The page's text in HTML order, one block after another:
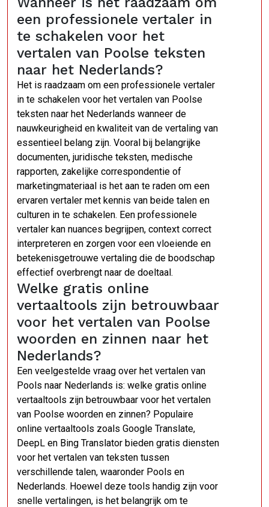
een professionele vertaler in
te schakelen voor het
vertalen van Poolse teksten
naar het Nederlands?
Het is raadzaam om een professionele vertaler
in te schakelen voor het vertalen van Poolse
teksten naar het Nederlands wanneer de
nauwkeurigheid en kwaliteit van de vertaling van
essentieel belang zijn. Vooral bij belangrijke
documenten, juridische teksten, medische
rapporten, zakelijke correspondentie of
marketingmateriaal is het aan te raden om een
ervaren vertaler met kennis van beide talen en
culturen in te schakelen. Een professionele
vertaler kan nuances begrijpen, context correct
interpreteren en zorgen voor een vloeiende en
betekenisgetrouwe vertaling die de boodschap
effectief overbrengt naar de doeltaal.
Welke gratis online
vertaaltools zijn betrouwbaar
voor het vertalen van Poolse
woorden en zinnen naar het
Nederlands?
Een veelgestelde vraag over het vertalen van
Pools naar Nederlands is: welke gratis online
vertaaltools zijn betrouwbaar voor het vertalen
van Poolse woorden en zinnen? Populaire
online vertaaltools zoals Google Translate,
DeepL en Bing Translator bieden gratis diensten
voor het vertalen van teksten tussen
verschillende talen, waaronder Pools en
Nederlands. Hoewel deze tools handig zijn voor
snelle vertalingen, is het belangrijk om te